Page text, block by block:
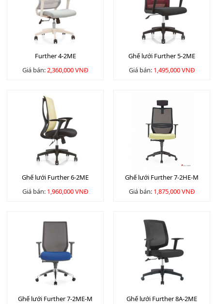
Further 4-2ME
Giá bán:2,360,000 VNĐ
Ghế lưới Further 5-2ME
Giá bán: 1,495,000 VNĐ
Ghế lưới Further 6-2ME
Giá bán: 1,960,000 VNĐ
Ghế lưới Further 7-2HE-M
Giá bán: 1,875,000 VNĐ
Ghế lưới Further 7-2ME-M
Ghế lưới Further 8A-2ME